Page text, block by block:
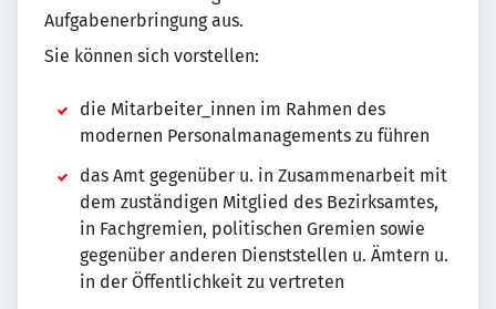
Aufgabenerbringung aus.
Sie können sich vorstellen:
die Mitarbeiter_innen im Rahmen des
modernen Personalmanagements zu führen
das Amt gegenüber u. in Zusammenarbeit mit
dem zuständigen Mitglied des Bezirksamtes,
in Fachgremien, politischen Gremien sowie
gegenüber anderen Dienststellen u. Ämtern u.
in der Öffentlichkeit zu vertreten